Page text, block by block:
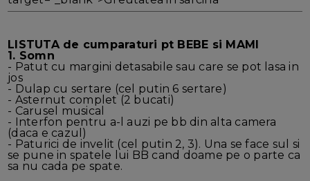
LISTUTA de cumparaturi pt BEBE si MAMI
1. Somn
- Patut cu margini detasabile sau care se pot lasa in
jos
- Dulap cu sertare (cel putin 6 sertare)
- Asternut complet (2 bucati)
- Carusel musical
- Interfon pentru a-l auzi pe bb din alta camera
(daca e cazul)
- Paturici de invelit (cel putin 2, 3). Una se face sul si
se pune in spatele lui BB cand doame pe o parte ca
sa nu cada pe spate.